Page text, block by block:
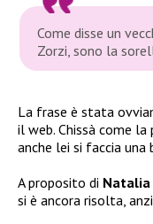
Come disse un
Zorzi, sono la
La frase è stata
il web. Chissà come la
anche lei si faccia una
A proposito di Natalia
si è ancora risolta,